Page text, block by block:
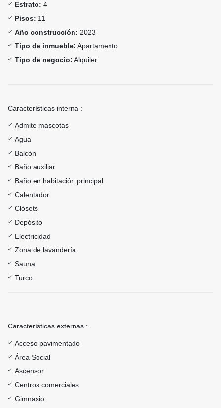
Estrato: 4
Pisos: 11
Año construcción: 2023
Tipo de inmueble: Apartamento
Tipo de negocio: Alquiler
Características interna :
Admite mascotas
Agua
Balcón
Baño auxiliar
Baño en habitación principal
Calentador
Clósets
Depósito
Electricidad
Zona de lavandería
Sauna
Turco
Características externas :
Acceso pavimentado
Área Social
Ascensor
Centros comerciales
Gimnasio